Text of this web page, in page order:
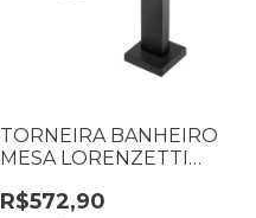
TORNEIRA BANHEIRO
MESA LORENZETTI
7048573
R$572,90